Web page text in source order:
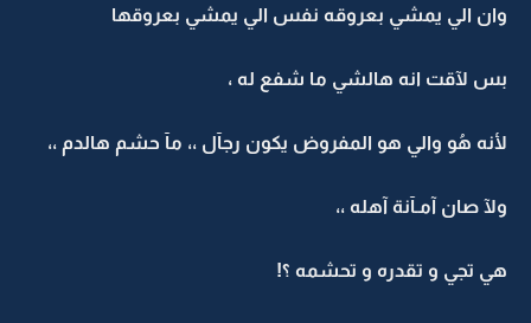
وان الي يمشي بعروقه نفس الي يمشي بعروقها
بس لآقت انه هالشي ما شفع له ،
لأنه هُو والي هو المفروض يكون رجآل ،، مآ حشم هالدم ،،
ولآ صان آمـآنة آهله ،،
هي تجي و تقدره و تحشمه ؟!